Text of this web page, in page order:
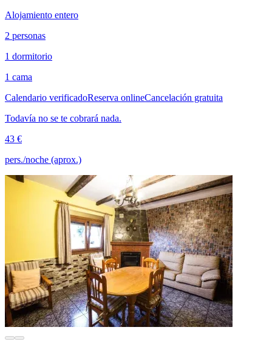
Alojamiento entero
2 personas
1 dormitorio
1 cama
Calendario verificadoReserva onlineCancelación gratuita
Todavía no se te cobrará nada.
43 €
pers./noche (aprox.)